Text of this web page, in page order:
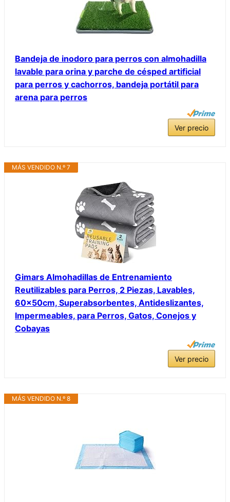
Bandeja de inodoro para perros con almohadilla
lavable para orina y parche de césped artificial
para perros y cachorros, bandeja portátil para
arena para perros
Ver precio
MÁS VENDIDO N.º 7
Gimars Almohadillas de Entrenamiento
Reutilizables para Perros, 2 Piezas, Lavables,
60x50cm, Superabsorbentes, Antideslizantes,
Impermeables, para Perros, Gatos, Conejos y
Cobayas
Ver precio
MÁS VENDIDO N.º 8